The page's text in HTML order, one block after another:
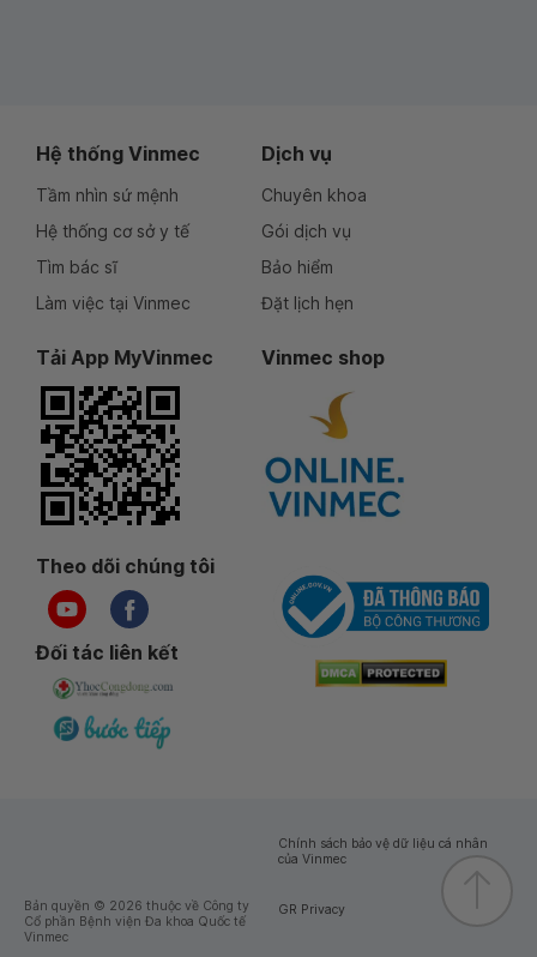
Hệ thống Vinmec
Tầm nhìn sứ mệnh
Hệ thống cơ sở y tế
Tìm bác sĩ
Làm việc tại Vinmec
Dịch vụ
Chuyên khoa
Gói dịch vụ
Bảo hiểm
Đặt lịch hẹn
Tải App MyVinmec Vinmec shop
Theo dõi chúng tôi
Đối tác liên kết
Bản quyền © 2026 thuộc về Công ty
Cổ phần Bệnh viện Đa khoa Quốc tế
Vinmec
Chính sách bảo vệ dữ liệu cá nhân
của Vinmec
GR Privacy